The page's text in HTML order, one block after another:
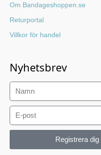
Om Bandageshoppen.se
Returportal
Villkor för handel
Nyhetsbrev
Registrera